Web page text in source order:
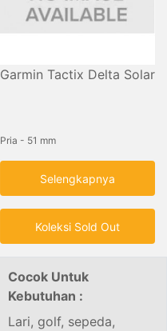
Garmin Tactix Delta Solar
Pria - 51 mm
Selengkapnya
Koleksi Sold Out
Cocok Untuk
Kebutuhan :
Lari, golf, sepeda,